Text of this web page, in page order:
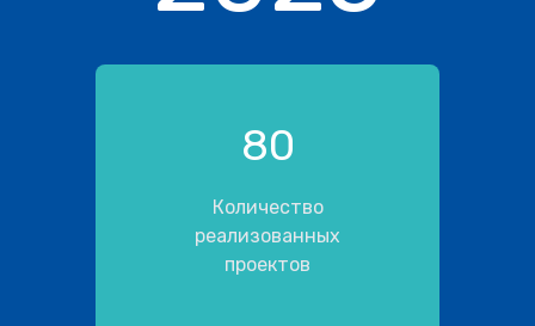
80
Количество
реализованных
проектов